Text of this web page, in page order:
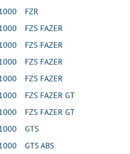
FZR
FZS FAZER
FZS FAZER
FZS FAZER
FZS FAZER
FZS FAZER GT
FZS FAZER GT
GTS
GTS ABS